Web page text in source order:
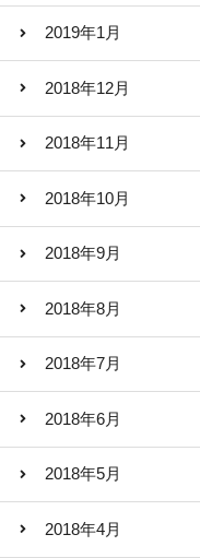
2019年1月
2018年12月
2018年11月
2018年10月
2018年9月
2018年8月
2018年7月
2018年6月
2018年5月
2018年4月